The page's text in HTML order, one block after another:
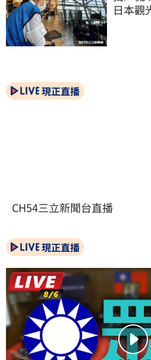
日本觀
現正直播
CH54三立新聞台直播
現正直播